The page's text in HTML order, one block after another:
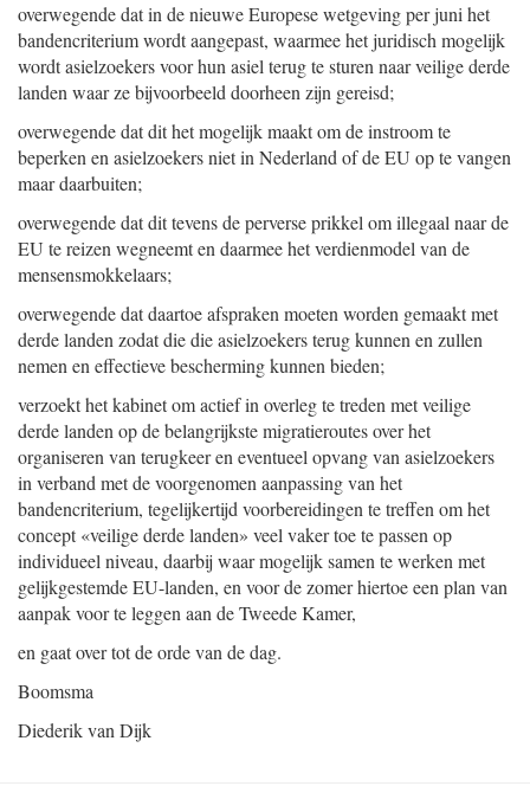
overwegende dat in de nieuwe Europese wetgeving per juni het
bandencriterium wordt aangepast, waarmee het juridisch mogelijk
wordt asielzoekers voor hun asiel terug te sturen naar veilige derde
landen waar ze bijvoorbeeld doorheen zijn gereisd;
overwegende dat dit het mogelijk maakt om de instroom te
beperken en asielzoekers niet in Nederland of de EU op te vangen
maar daarbuiten;
overwegende dat dit tevens de perverse prikkel om illegaal naar de
EU te reizen wegneemt en daarmee het verdienmodel van de
mensensmokkelaars;
overwegende dat daartoe afspraken moeten worden gemaakt met
derde landen zodat die die asielzoekers terug kunnen en zullen
nemen en effectieve bescherming kunnen bieden;
verzoekt het kabinet om actief in overleg te treden met veilige
derde landen op de belangrijkste migratieroutes over het
organiseren van terugkeer en eventueel opvang van asielzoekers
in verband met de voorgenomen aanpassing van het
bandencriterium, tegelijkertijd voorbereidingen te treffen om het
concept «veilige derde landen» veel vaker toe te passen op
individueel niveau, daarbij waar mogelijk samen te werken met
gelijkgestemde EU-landen, en voor de zomer hiertoe een plan van
aanpak voor te leggen aan de Tweede Kamer,
en gaat over tot de orde van de dag.
Boomsma
Diederik van Dijk